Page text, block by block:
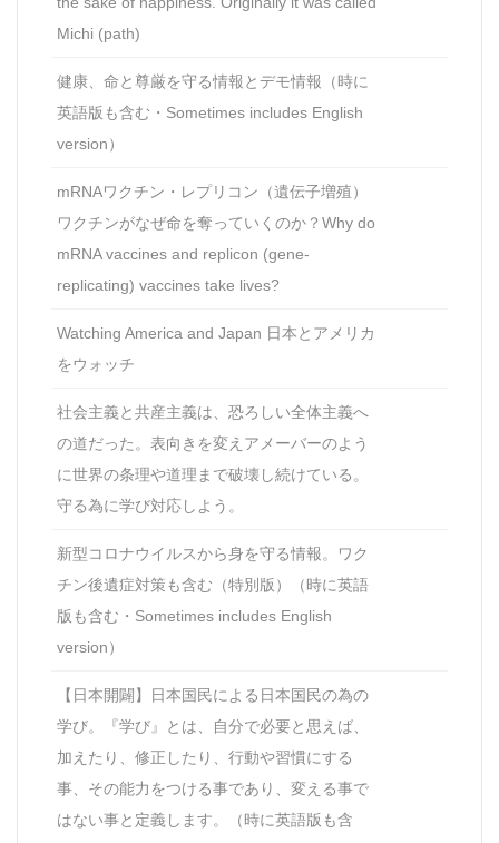
Michi (path)
健康、命と尊厳を守る情報とデモ情報（時に
英語版も含む・Sometimes includes English
version）
mRNAワクチン・レプリコン（遺伝子増殖）
ワクチンがなぜ命を奪っていくのか？Why do
mRNA vaccines and replicon (gene-
replicating) vaccines take lives?
Watching America and Japan 日本とアメリカ
をウォッチ
社会主義と共産主義は、恐ろしい全体主義へ
の道だった。表向きを変えアメーバーのよう
に世界の条理や道理まで破壊し続けている。
守る為に学び対応しよう。
新型コロナウイルスから身を守る情報。ワク
チン後遺症対策も含む（特別版）（時に英語
版も含む・Sometimes includes English
version）
【日本開闢】日本国民による日本国民の為の
学び。『学び』とは、自分で必要と思えば、
加えたり、修正したり、行動や習慣にする
事、その能力をつける事であり、変える事で
はない事と定義します。（時に英語版も含